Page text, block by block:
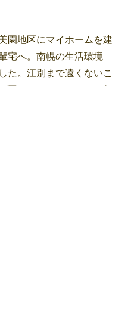
園地区にマイホームを建
宅へ。南幌の生活環境
た。江別まで遠くないこ
困らないこと、そして何